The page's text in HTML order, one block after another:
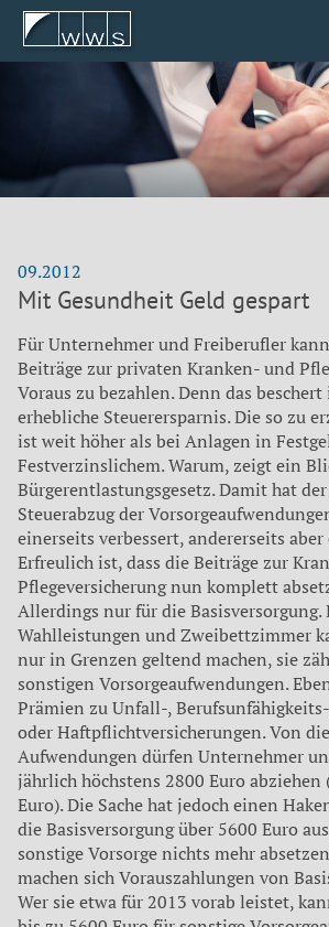
09.2012
Mit Gesundheit Geld gespart
Für Unternehmer und Freiberufler
Beiträge zur privaten Kranken- und
Voraus zu bezahlen. Denn das
erhebliche Steuerersparnis. Die so zu
ist weit höher als bei Anlagen in
Festverzinslichem. Warum, zeigt ein
Bürgerentlastungsgesetz. Damit hat
Steuerabzug der
einerseits verbessert, andererseits
Erfreulich ist, dass die Beiträge zur
Pflegeversicherung nun komplett
Allerdings nur für die Basisversorgung.
Wahlleistungen und Zweibettzimmer
nur in Grenzen geltend machen, sie
sonstigen Vorsorgeaufwendungen.
Prämien zu Unfall-,
oder Haftpflichtversicherungen. Von
Aufwendungen dürfen Unternehmer
jährlich höchstens 2800 Euro abziehen
Euro). Die Sache hat jedoch einen
die Basisversorgung über 5600 Euro
sonstige Vorsorge nichts mehr
machen sich Vorauszahlungen von
Wer sie etwa für 2013 vorab leistet,